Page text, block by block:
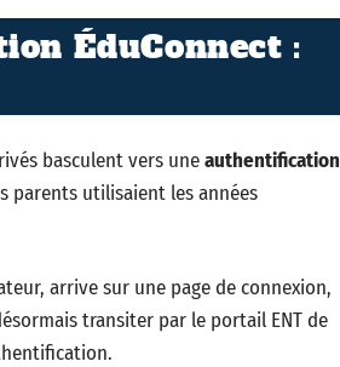
ÉduConnect :
basculent vers uneauthentification
parents utilisaient les années
arrive sur une page de connexion,
transiter par le portail ENT de